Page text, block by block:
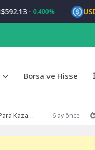
0.400% USDC
Borsa ve Hisse
| Evinizden Gelir 6 ay önce